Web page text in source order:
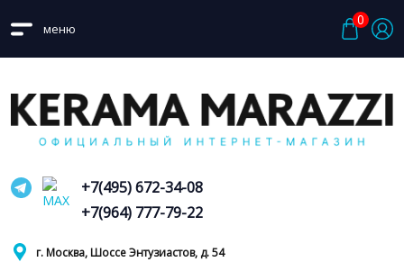
меню
0
г. Москва, Шоссе Энтузиастов, д. 54
+7(495) 672-34-08
+7(964) 777-79-22